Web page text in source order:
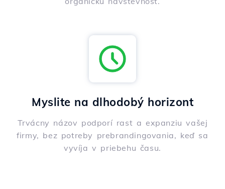
Myslite na dlhodobý horizont
Trvácny názov podporí rast a expanziu vašej
firmy, bez potreby prebrandingovania, keď sa
vyvíja v priebehu času.